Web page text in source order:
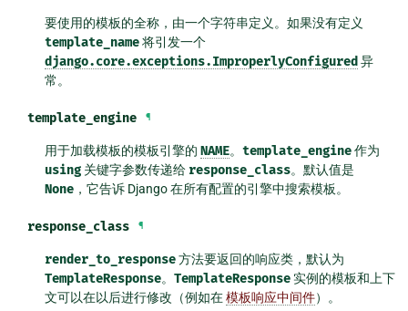
要使用的模板的全称，由一个字符串定义。如果没有定义
template_name将引发一个
django.core.exceptions.ImproperlyConfigured 异
常。
template_engine ¶
用于加载模板的模板引擎的NAME。template_engine作为
using 关键字参数传递给 response_class。默认值是
None ，它告诉 Django 在所有配置的引擎中搜索模板。
response_class ¶
render_to_response方法要返回的响应类，默认为
TemplateResponse。TemplateResponse实例的模板和上下
文可以在以后进行修改（例如在模板响应中间件）。